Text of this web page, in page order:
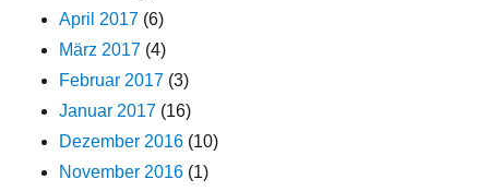
April 2017 (6)
März 2017 (4)
Februar 2017 (3)
Januar 2017 (16)
Dezember 2016 (10)
November 2016 (1)